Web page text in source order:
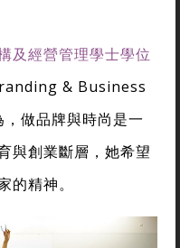
及經營管理學士學位
& Business
做品牌與時尚是一
與創業斷層，她希望
的精神。